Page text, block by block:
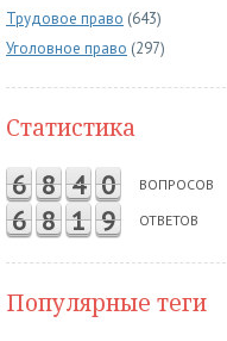
Трудовое право (643)
Уголовное право (297)
Статистика
6 8 4 0 ВОПРОСОВ
6 8 1 9 ОТВЕТОВ
Популярные теги